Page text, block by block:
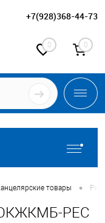
+7(928)368-44-73
0 0
товары •
РЕС